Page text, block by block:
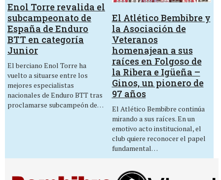
Enol Torre revalida el
subcampeonato de
España de Enduro
BTT en categoría
Junior
El berciano Enol Torre ha
vuelto a situarse entre los
mejores especialistas
nacionales de Enduro BTT tras
proclamarse subcampeón de…
El Atlético Bembibre y
la Asociación de
Veteranos
homenajean a sus
raíces en Folgoso de
la Ribera e Igüeña –
Ginos, un pionero de
97 años
El Atlético Bembibre continúa
mirando a sus raíces. En un
emotivo acto institucional, el
club quiere reconocer el papel
fundamental…